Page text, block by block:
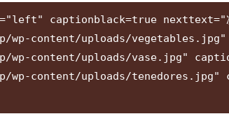
captionblack=true nexttext="
uploads/vegetables.jpg"
uploads/vase.jpg" caption="
content/uploads/tenedores.jpg"